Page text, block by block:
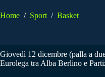
Home / Sport / Basket
Giovedì 12 dicembre (palla a
Eurolega tra Alba Berlino e